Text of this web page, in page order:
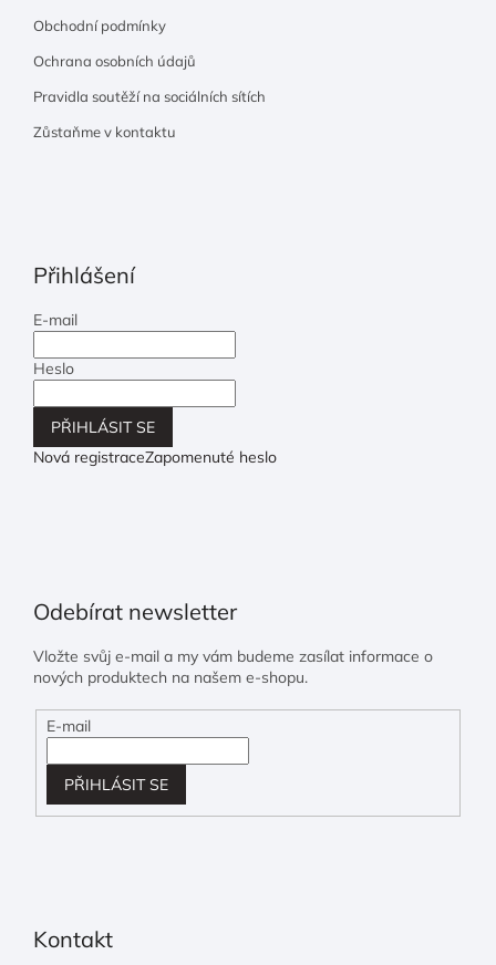
Obchodní podmínky
Ochrana osobních údajů
Pravidla soutěží na sociálních sítích
Zůstaňme v kontaktu
Přihlášení
E-mail
Heslo
PŘIHLÁSIT SE
Nová registraceZapomenuté heslo
Odebírat newsletter
Vložte svůj e-mail a my vám budeme zasílat informace o
nových produktech na našem e-shopu.
E-mail
PŘIHLÁSIT SE
Kontakt